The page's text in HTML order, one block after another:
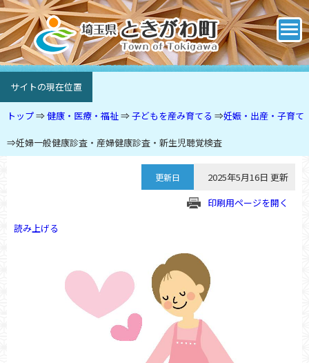
サイトの現在位置
トップ⇒健康・医療・福祉⇒子どもを産み育てる ⇒妊娠・出産・子育て
⇒妊婦一般健康診査・産婦健康診査・新生児聴覚検査
更新日
2025年5月16日 更新
印刷用ページを開く
読み上げる